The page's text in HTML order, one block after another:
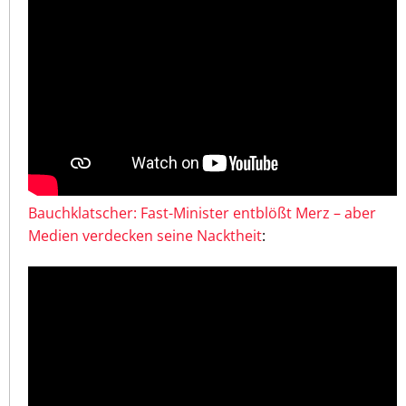
Bauchklatscher: Fast-Minister entblößt Merz – aber
Medien verdecken seine Nacktheit: